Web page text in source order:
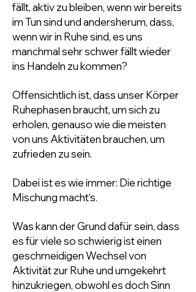
fällt, aktiv zu bleiben, wenn wir bereits
im Tun sind und andersherum, dass,
wenn wir in Ruhe sind, es uns
manchmal sehr schwer fällt wieder
ins Handeln zu kommen?
Offensichtlich ist, dass unser Körper
Ruhephasen braucht, um sich zu
erholen, genauso wie die meisten
von uns Aktivitäten brauchen, um
zufrieden zu sein.
Dabei ist es wie immer: Die richtige
Mischung macht‘s.
Was kann der Grund dafür sein, dass
es für viele so schwierig ist einen
geschmeidigen Wechsel von
Aktivität zur Ruhe und umgekehrt
hinzukriegen, obwohl es doch Sinn